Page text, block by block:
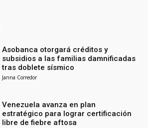
Asobanca otorgará créditos y
subsidios a las familias damnificadas
tras doblete sísmico
Janna Corredor
Venezuela avanza en plan
estratégico para lograr certificación
libre de fiebre aftosa